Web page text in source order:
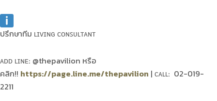
ปรึกษาทีม ʟɪᴠɪɴɢ ᴄᴏɴꜱᴜʟᴛᴀɴᴛ
ᴀᴅᴅ ʟɪɴᴇ: @thepavilion หรือ
คลิก!! https://page.line.me/thepavilion | ᴄᴀʟʟ: 02-019-
2211